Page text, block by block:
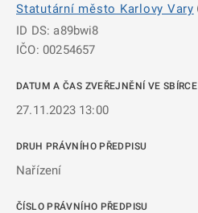
Statutární město Karlovy Vary
ID DS: a89bwi8
IČO: 00254657
DATUM A ČAS ZVEŘEJNĚNÍ VE SBÍRCE
27.11.2023 13:00
DRUH PRÁVNÍHO PŘEDPISU
Nařízení
ČÍSLO PRÁVNÍHO PŘEDPISU